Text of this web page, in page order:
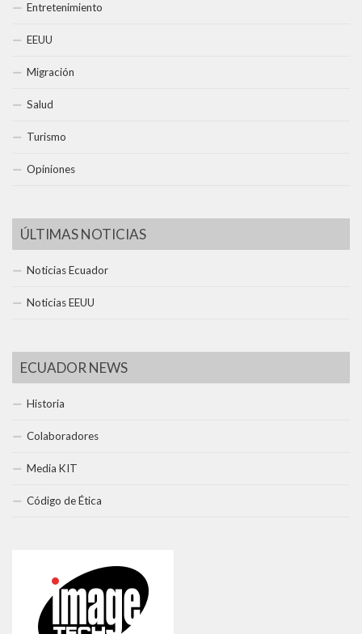
Entretenimiento
EEUU
Migración
Salud
Turismo
Opiniones
ÚLTIMAS NOTICIAS
Noticias Ecuador
Noticias EEUU
ECUADOR NEWS
Historia
Colaboradores
Media KIT
Código de Ética